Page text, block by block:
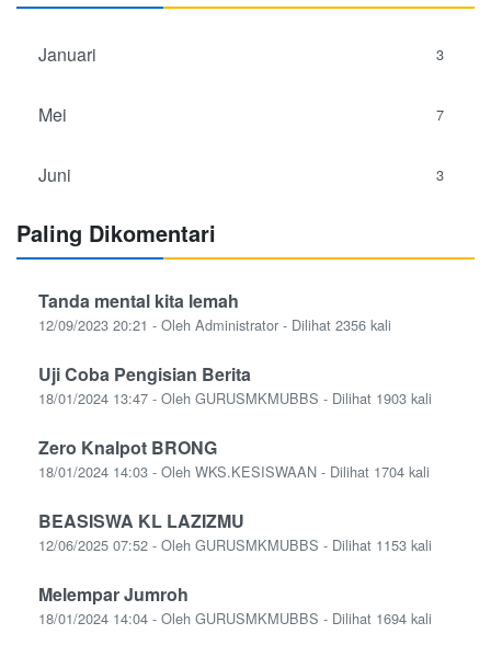
Januari 3
Mei 7
Juni 3
Paling Dikomentari
Tanda mental kita lemah
12/09/2023 20:21 - Oleh Administrator - Dilihat 2356 kali
Uji Coba Pengisian Berita
18/01/2024 13:47 - Oleh GURUSMKMUBBS - Dilihat 1903 kali
Zero Knalpot BRONG
18/01/2024 14:03 - Oleh WKS.KESISWAAN - Dilihat 1704 kali
BEASISWA KL LAZIZMU
12/06/2025 07:52 - Oleh GURUSMKMUBBS - Dilihat 1153 kali
Melempar Jumroh
18/01/2024 14:04 - Oleh GURUSMKMUBBS - Dilihat 1694 kali